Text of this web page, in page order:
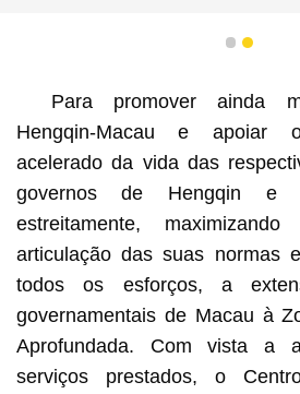
1 2
Para promover ainda
Hengqin-Macau e apoiar o
acelerado da vida das
governos de Hengqin e
estreitamente,
articulação das suas normas
todos os esforços, a
governamentais de Macau à
Aprofundada. Com vista a
serviços prestados, o